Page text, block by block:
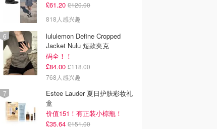
£61.20 £120.00
818人感兴趣
lululemon Define Cropped
Jacket Nulu 短款夹克
码全！！
£84.00 £118.00
768人感兴趣
Estee Lauder 夏日护肤彩妆礼
盒
价值151！有正装小棕瓶！
£35.64 £151.00